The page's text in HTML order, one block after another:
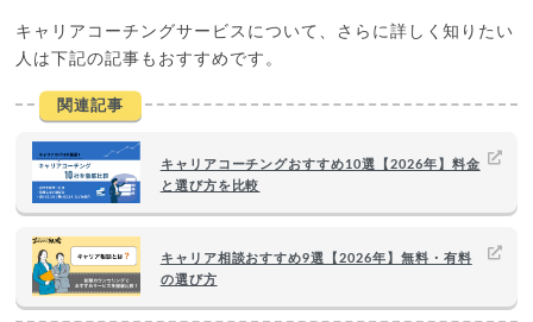
キャリアコーチングサービスについて、さらに詳しく知りたい
人は下記の記事もおすすめです。
関連記事
キャリアコーチングおすすめ10選【2026年】料金
と選び方を比較
キャリア相談おすすめ9選【2026年】無料・有料
の選び方